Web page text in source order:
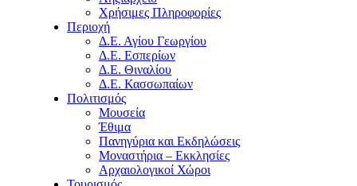
Χρήσιμες Πληροφορίες
Περιοχή
Δ.Ε. Αγίου Γεωργίου
Δ.Ε. Εσπερίων
Δ.Ε. Θιναλίου
Δ.Ε. Κασσωπαίων
Πολιτισμός
Μουσεία
Έθιμα
Πανηγύρια και Εκδηλώσεις
Μοναστήρια – Εκκλησίες
Αρχαιολογικοί Χώροι